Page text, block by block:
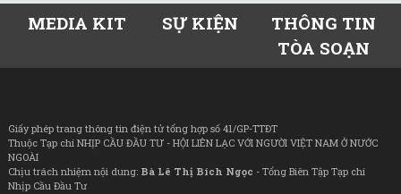
MEDIA KIT SỰ KIỆN
THÔNG TIN
TÒA SOẠN
Giấy phép trang thông tin điện tử tổng hợp số 41/GP-TTĐT
Thuộc Tạp chí NHỊP CẦU ĐẦU TƯ - HỘI LIÊN LẠC VỚI NGƯỜI VIỆT NAM Ở NƯỚC
NGOÀI
Chịu trách nhiệm nội dung: Bà Lê Thị Bích Ngọc - Tổng Biên Tập Tạp chí
Nhịp Cầu Đầu Tư